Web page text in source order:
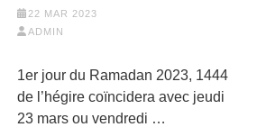
22 MAR 2023
ADMIN
1er jour du Ramadan 2023, 1444
de l’hégire coïncidera avec jeudi
23 mars ou vendredi …